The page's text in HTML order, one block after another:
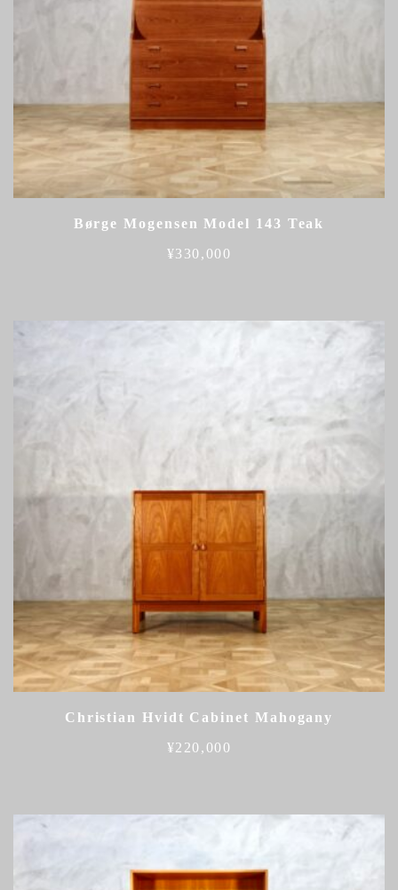
Børge Mogensen Model 143 Teak
¥330,000
Christian Hvidt Cabinet Mahogany
¥220,000